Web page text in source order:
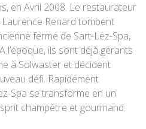
en Avril 2008. Le restaurateur
Renard tombent
ferme de Sart-Lez-Spa,
l’époque, ils sont déjà gérants
à Solwaster et décident
défi. Rapidement
Spa se transforme en un
champêtre et gourmand.